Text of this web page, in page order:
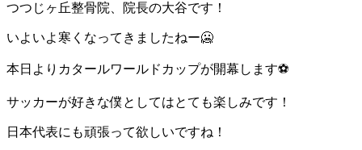
つつじヶ丘整骨院、院長の大谷です！
いよいよ寒くなってきましたねー🥶
本日よりカタールワールドカップが開幕します⚽️
サッカーが好きな僕としてはとても楽しみです！
日本代表にも頑張って欲しいですね！